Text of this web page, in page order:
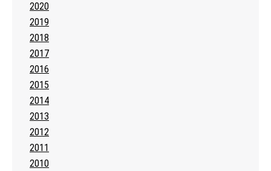
2020
2019
2018
2017
2016
2015
2014
2013
2012
2011
2010